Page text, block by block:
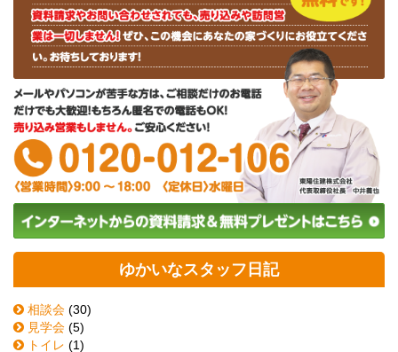
ゆかいなスタッフ日記
相談会 (30)
見学会 (5)
トイレ (1)